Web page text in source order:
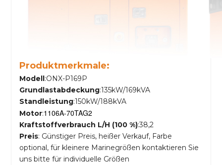
Produktmerkmale:
Modell :ONX-P169P
Grundlastabdeckung:135kW/169kVA
Standleistung:150kW/188kVA
Motor:1106A-70TAG2
Kraftstoffverbrauch L/H (100 %):38,2
Preis: Günstiger Preis, heißer Verkauf, Farbe
optional, für kleinere Marinegrößen kontaktieren Sie
uns bitte für individuelle Größen